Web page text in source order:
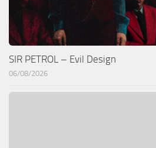
SIR PETROL – Evil Design
06/08/2026